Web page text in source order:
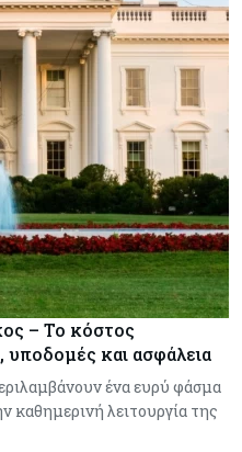
– Το κόστος
υποδομές και ασφάλεια
ένα ευρύ φάσμα
καθημερινή λειτουργία της